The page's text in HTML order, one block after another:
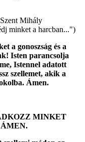
Mihály
minket a harcban...")
a gonoszság és a
Isten parancsolja
Istennel adatott
szellemet, akik a
Ámen.
MINKET